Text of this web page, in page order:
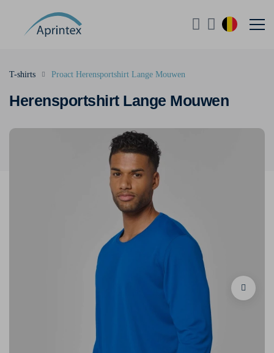
Herensportshirt Lange Mouwen
T-shirts Proact Herensportshirt Lange Mouwen